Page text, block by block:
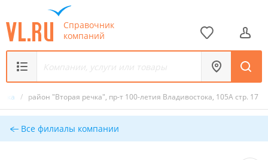
Справочник
компаний
/ район "Вторая речка", пр-т 100-летия Владивостока, 105А стр. 17
Все филиалы компании